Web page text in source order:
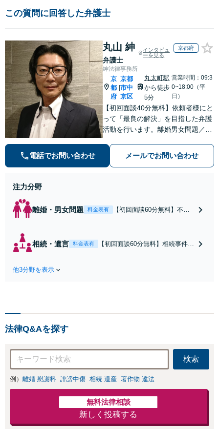
この質問に回答した弁護士
丸山 紳
弁護士
インタビュ
ーを見る
京都府
紳法律事務所
京
都
府
京都
市中
京区
丸太町駅
から徒歩
5分
営業時間：09:3
0~18:00（平
日）
【初回面談40分無料】依頼者様にと
って「最良の解決」を目指した弁護
活動を行います。離婚男女問題／相
問題などに対応しています【丸太町
駅5分】
電話でお問い合わせ メールでお問い合わせ
注力分野
離婚・男女問題 料金表有
【初回面談60分無料】不貞
めのアドバイスも可能で
相続・遺言 料金表有
【初回面談60分無料】相続事件に
他3分野を表示
法律Q&Aを探す
検索
例） 離婚 慰謝料 誹謗中傷 相続 遺産 著作物 違法
無料法律相談
新しく投稿する